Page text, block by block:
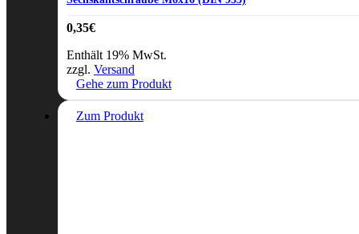
0,35€
Enthält 19% MwSt.
zzgl. Versand
Gehe zum Produkt
Zum Produkt